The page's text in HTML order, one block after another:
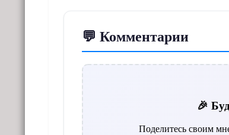
💬 Комментарии
🎉
Поделитесь своим